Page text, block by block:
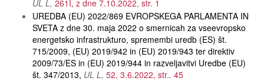
UL L 261I, z dne 7.10.2022, str. 1
UREDBA (EU) 2022/869 EVROPSKEGA PARLAMENTA IN
SVETA z dne 30. maja 2022 o smernicah za vseevropsko
energetsko infrastrukturo, spremembi uredb (ES) št.
715/2009, (EU) 2019/942 in (EU) 2019/943 ter direktiv
2009/73/ES in (EU) 2019/944 in razveljavitvi Uredbe (EU)
št. 347/2013 UL L 52, 3.6.2022, str.. 45